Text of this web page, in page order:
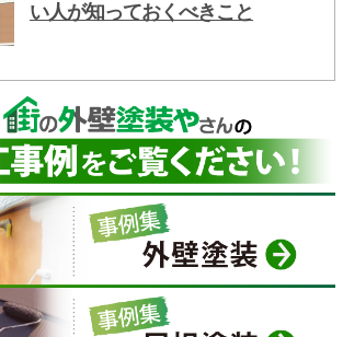
い人が知っておくべきこと